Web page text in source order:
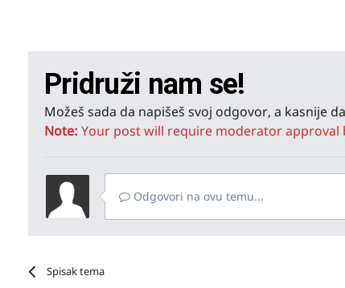
Pridruži nam se!
Možeš sada da napišeš svoj odgovor, a kasnije
Note: Your post will require moderator approval
Odgovori na ovu temu...
Spisak tema